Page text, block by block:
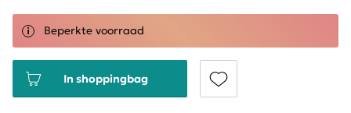
Beperkte voorraad
In shoppingbag